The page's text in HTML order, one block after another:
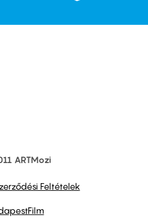
ARTMozi
Feltételek